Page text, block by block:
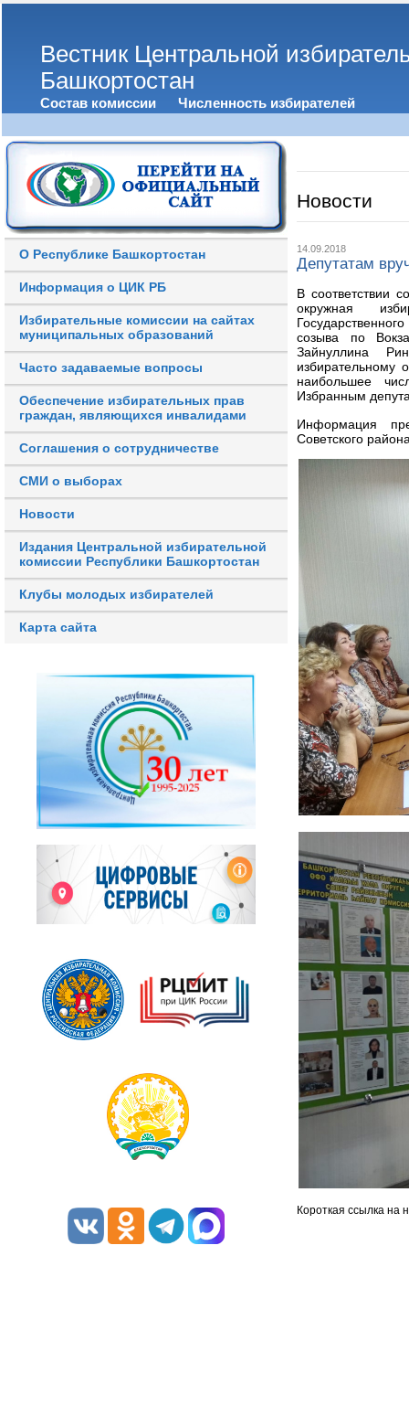
Вестник Центральной
Башкортостан
Состав комиссии Численность избирателей
О Республике Башкортостан
Информация о ЦИК РБ
Избирательные комиссии на сайтах
муниципальных образований
Часто задаваемые вопросы
Обеспечение избирательных прав
граждан, являющихся инвалидами
Соглашения о сотрудничестве
СМИ о выборах
Новости
Издания Центральной избирательной
комиссии Республики Башкортостан
Клубы молодых избирателей
Карта сайта
Новости
14.09.2018
Депутатам
В соответствии
окружная
созыва по
Зайнуллина
избирательному
наибольшее
Избранным
Информация
Советского
Короткая ссылка на